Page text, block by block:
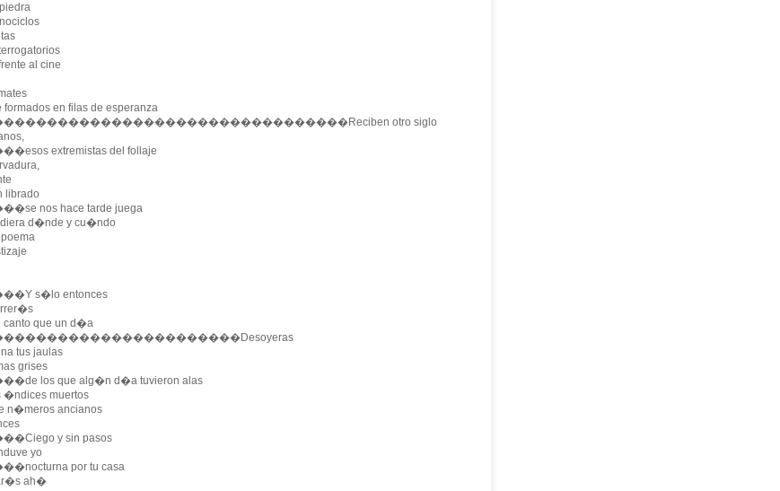
al cine
formados en filas de esperanza
otro siglo
extremistas del follaje
librado
nos hace tarde juega
d�nde y cu�ndo
s�lo entonces
canto que un d�a
tus jaulas
grises
los que alg�n d�a tuvieron alas
�ndices muertos
n�meros ancianos
y sin pasos
yo
por tu casa
ah�